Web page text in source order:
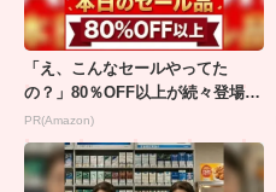
「え、こんなセールやってた
の？」80％OFF以上が続々登場！
Amazonの本気が...
PR(Amazon)